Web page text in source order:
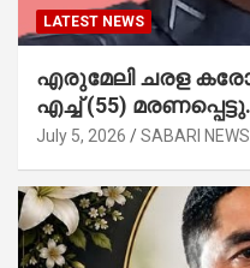
LATEST NEWS
എരുമേലി ചരള
എച്ച് (55) മരണപ്പെട്ടു.
July 5, 2026 SABARI NEWS